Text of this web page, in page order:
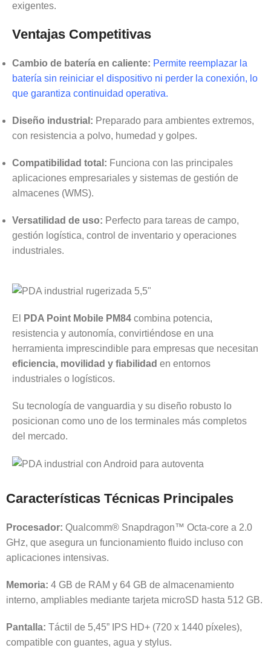
exigentes.
Ventajas Competitivas
Cambio de batería en caliente: Permite reemplazar la
batería sin reiniciar el dispositivo ni perder la conexión, lo
que garantiza continuidad operativa.
Diseño industrial: Preparado para ambientes extremos,
con resistencia a polvo, humedad y golpes.
Compatibilidad total: Funciona con las principales
aplicaciones empresariales y sistemas de gestión de
almacenes (WMS).
Versatilidad de uso: Perfecto para tareas de campo,
gestión logística, control de inventario y operaciones
industriales.
El PDA Point Mobile PM84 combina potencia,
resistencia y autonomía, convirtiéndose en una
herramienta imprescindible para empresas que necesitan
eficiencia, movilidad y fiabilidad en entornos
industriales o logísticos.
Su tecnología de vanguardia y su diseño robusto lo
posicionan como uno de los terminales más completos
del mercado.
Características Técnicas Principales
Procesador: Qualcomm® Snapdragon™ Octa-core a 2.0
GHz, que asegura un funcionamiento fluido incluso con
aplicaciones intensivas.
Memoria: 4 GB de RAM y 64 GB de almacenamiento
interno, ampliables mediante tarjeta microSD hasta 512 GB.
Pantalla: Táctil de 5,45” IPS HD+ (720 x 1440 píxeles),
compatible con guantes, agua y stylus.